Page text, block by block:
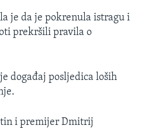
je da je pokrenula istragu i
prekršili pravila o
događaj posljedica loših
i premijer Dmitrij